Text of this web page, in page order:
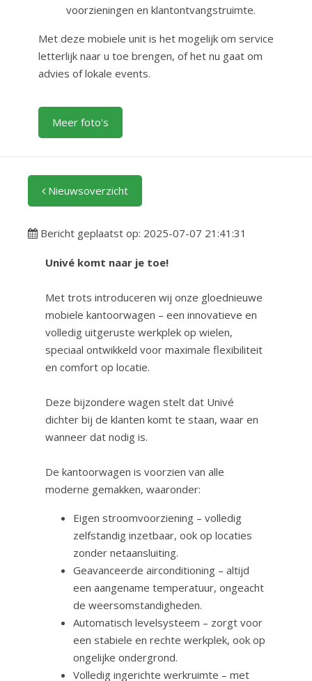
voorzieningen en klantontvangstruimte.
Met deze mobiele unit is het mogelijk om service
letterlijk naar u toe brengen, of het nu gaat om
advies of lokale events.
Meer foto's
Nieuwsoverzicht
Bericht geplaatst op: 2025-07-07 21:41:31
Univé komt naar je toe!
Met trots introduceren wij onze gloednieuwe
mobiele kantoorwagen – een innovatieve en
volledig uitgeruste werkplek op wielen,
speciaal ontwikkeld voor maximale flexibiliteit
en comfort op locatie.
Deze bijzondere wagen stelt dat Univé
dichter bij de klanten komt te staan, waar en
wanneer dat nodig is.
De kantoorwagen is voorzien van alle
moderne gemakken, waaronder:
Eigen stroomvoorziening – volledig
zelfstandig inzetbaar, ook op locaties
zonder netaansluiting.
Geavanceerde airconditioning – altijd
een aangename temperatuur, ongeacht
de weersomstandigheden.
Automatisch levelsysteem – zorgt voor
een stabiele en rechte werkplek, ook op
ongelijke ondergrond.
Volledig ingerichte werkruimte – met